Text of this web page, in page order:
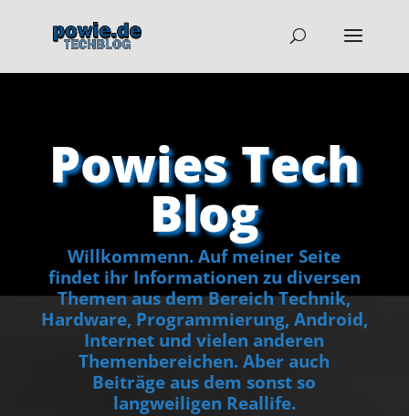
Powies Tech
Blog
Willkommenn. Auf meiner Seite
findet ihr Informationen zu diversen
Themen aus dem Bereich Technik,
Hardware, Programmierung, Android,
Internet und vielen anderen
Themenbereichen. Aber auch
Beiträge aus dem sonst so
langweiligen Reallife.